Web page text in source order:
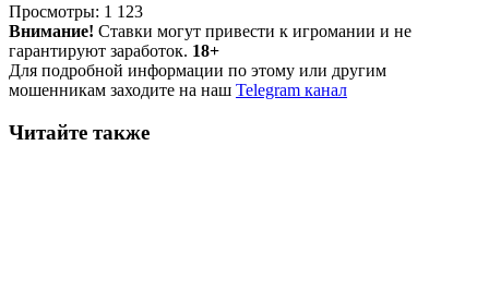
Просмотры: 1 123
Внимание! Ставки могут привести к игромании и не
гарантируют заработок. 18+
Для подробной информации по этому или другим
мошенникам заходите на наш Telegram канал
Читайте также